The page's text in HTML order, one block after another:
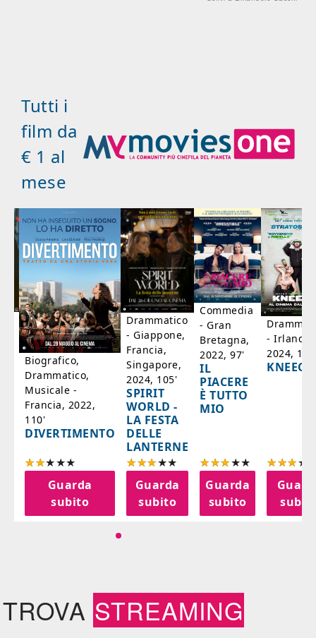
Tutti i
film da
€ 1 al
mese
Biografico,
Drammatico,
Musicale -
Francia, 2022,
110'
DIVERTIMENTO
Guarda
subito
Drammatico
- Giappone,
Francia,
Singapore,
2024, 105'
SPIRIT
WORLD -
LA FESTA
DELLE
LANTERNE
Guarda
subito
Commedia
- Gran
Bretagna,
2022, 97'
IL
PIACERE
È TUTTO
MIO
Guarda
subito
- Irlanda,
2024,
TROVA STREAMING